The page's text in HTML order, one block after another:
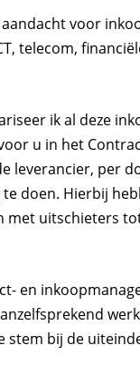
voor
telecom,
ik al deze
u in het
leverancier, per
doen. Hierbij
uitschieters
en
bij de